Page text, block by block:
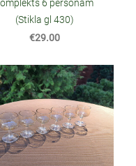
6 personām
(Stikla gl 430)
€29.00